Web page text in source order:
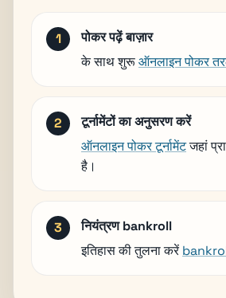
पोकर पढ़ें बाज़ार
के साथ शुरूऑनलाइन पोकर
टूर्नामेंटों का अनुसरण करें
ऑनलाइन पोकर टूर्नामेंटजहां
है।
नियंत्रण bankroll
इतिहास की तुलना करें